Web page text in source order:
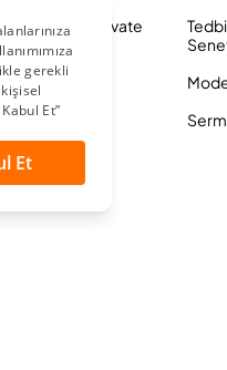
Yatırım Private